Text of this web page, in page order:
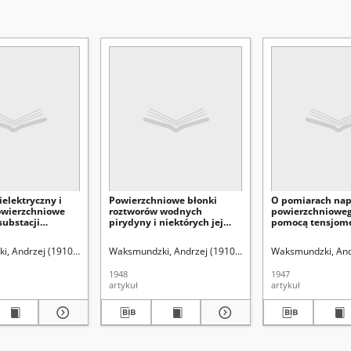
i
= The dielectric
interfaces air-
in different
Andrzej (1910-1998).
Powierzchniowe błonki
roztworów wodnych
pirydyny i niektórych jej
solutions of pyridine and
Waksmundzki, Andrzej (1910-1998).
1948
artykuł
O pomiarach
pomocą
Waksmundzki,
1947
artykuł